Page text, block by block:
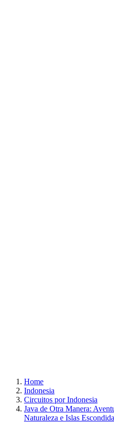
Home
Indonesia
Circuitos por Indonesia
Java de Otra Manera:
Naturaleza e Islas